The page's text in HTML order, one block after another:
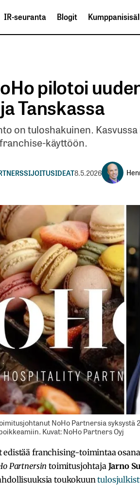
IR-seuranta Blogit
pilotoi
Tanskassa
on tuloshakuinen.
käyttöön.
SIJOITUSIDEAT8.5.2026
NoHo Partnersia syksystä
Kuvat: NoHo Partners Oyj
edistää franchising-toimintaa
Partnersin toimitusjohtaja Jarno
toukokuun